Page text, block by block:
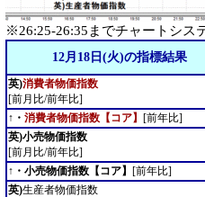
※26:25-26:35までチャートシス
12月18日(火)の指標結果
英)消費者物価指数
[前月比/前年比]
↑・ 消費者物価指数【コア】 [前年比]
英)小売物価指数
[前月比/前年比]
↑・小売物価指数【コア】 [前年比]
英)生産者物価指数